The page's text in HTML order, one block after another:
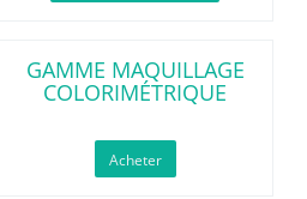
GAMME MAQUILLAGE
COLORIMÉTRIQUE
Acheter